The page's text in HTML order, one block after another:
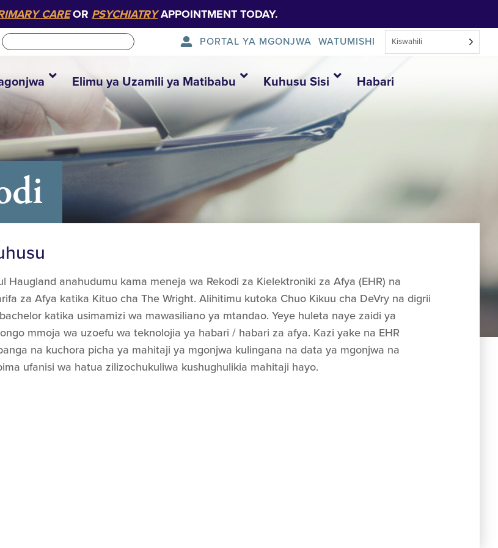
CAREOR PSYCHIATRYAPPOINTMENT TODAY.
PORTAL YA MGONJWA WATUMISHI Kiswahili
Elimu ya Uzamili ya Matibabu Kuhusu Sisi Habari
Haugland anahudumu kama meneja wa Rekodi za Kielektroniki za Afya (EHR) na
za Afya katika Kituo cha The Wright. Alihitimu kutoka Chuo Kikuu cha DeVry na digrii
katika usimamizi wa mawasiliano ya mtandao. Yeye huleta naye zaidi ya
mmoja wa uzoefu wa teknolojia ya habari / habari za afya. Kazi yake na EHR
na kuchora picha ya mahitaji ya mgonjwa kulingana na data ya mgonjwa na
ufanisi wa hatua zilizochukuliwa kushughulikia mahitaji hayo.